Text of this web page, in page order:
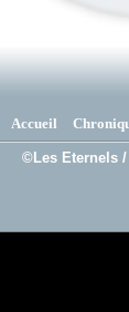
Accueil
©Les Eternels